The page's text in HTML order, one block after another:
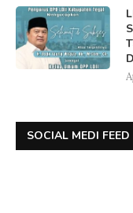
SOCIAL MEDI FEED